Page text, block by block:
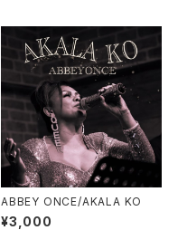
ABBEY ONCE/AKALA KO
¥3,000